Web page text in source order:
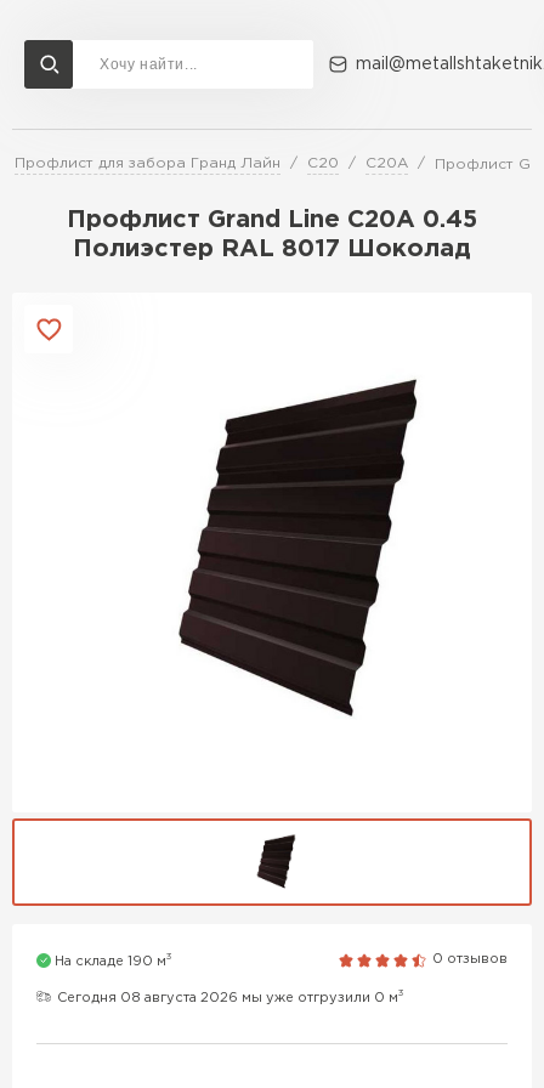
Профлист для забора Гранд Лайн C20 C20A Профлист
Профлист Grand Line C20A 0.45
Полиэстер RAL 8017 Шоколад
На складе 190 м3 0 отзывов
Сегодня 08 августа 2026 мы уже отгрузили 0 м3
Доставка и оплата Акции О компании Контакты
Перейти в каталог